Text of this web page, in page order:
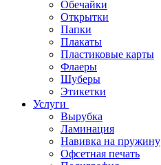
Обечайки
Открытки
Папки
Плакаты
Пластиковые карты
Флаеры
Шуберы
Этикетки
Услуги
Вырубка
Ламинация
Навивка на пружину
Офсетная печать